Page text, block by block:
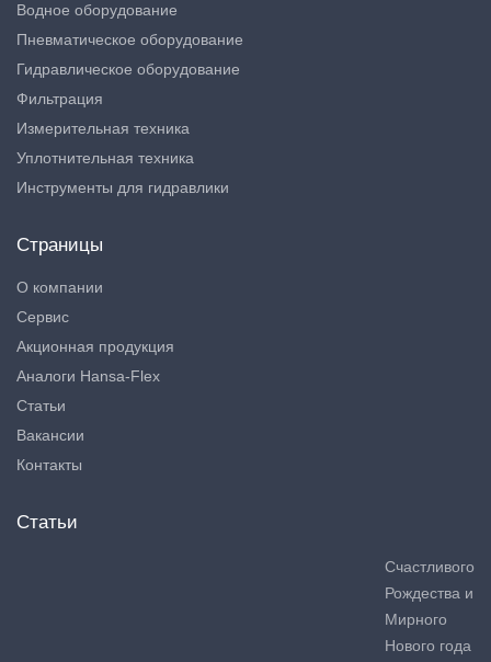
Водное оборудование
Пневматическое оборудование
Гидравлическое оборудование
Фильтрация
Измерительная техника
Уплотнительная техника
Инструменты для гидравлики
Страницы
О компании
Сервис
Акционная продукция
Аналоги Hansa-Flex
Статьи
Вакансии
Контакты
Статьи
Счастливого
Рождества и
Мирного
Нового года